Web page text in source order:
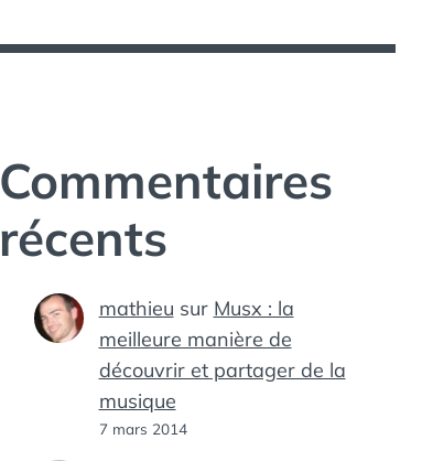
Commentaires
récents
mathieu sur Musx : la
meilleure manière de
découvrir et partager de la
musique
7 mars 2014